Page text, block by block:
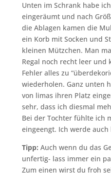
Unten im Schrank habe
eingeräumt und nach
die Ablagen kamen die
ein Korb mit Socken und
kleinen Mützchen. Man
Regal noch recht leer und
Fehler alles zu
wiederholen. Ganz unten
von limas ihren Platz
sehr, dass ich diesmal
Bei der Tochter fühlte ich
eingeengt. Ich werde
Tipp: Auch wenn du das
unfertig- lass immer ein
Zum einen wirst du froh